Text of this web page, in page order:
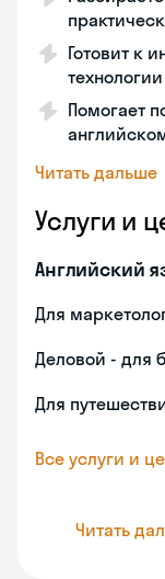
Готовит к
технологии
Помогает
Читать дальше
Услуги и
Английский
Для
Деловой - для
Для
Все услуги и
Читать